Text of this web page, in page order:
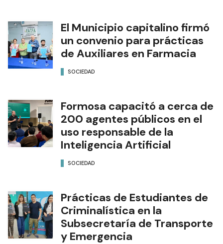
El Municipio capitalino firmó
un convenio para prácticas
de Auxiliares en Farmacia
SOCIEDAD
Formosa capacitó a cerca de
200 agentes públicos en el
uso responsable de la
Inteligencia Artificial
SOCIEDAD
Prácticas de Estudiantes de
Criminalística en la
Subsecretaría de Transporte
y Emergencia